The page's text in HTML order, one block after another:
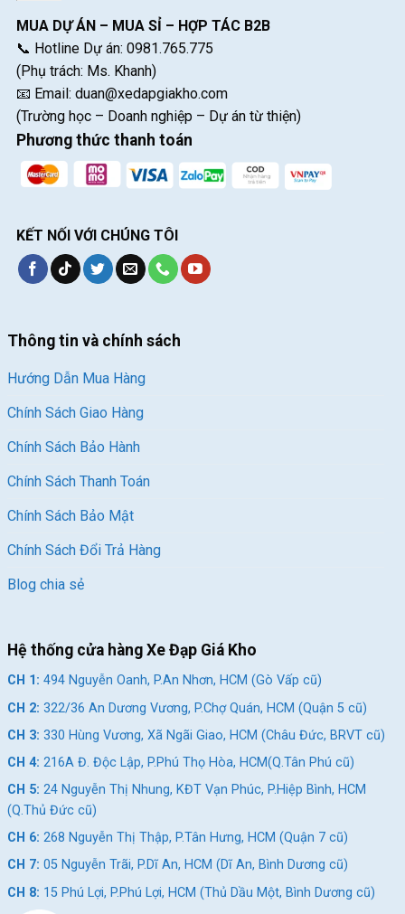
MUA DỰ ÁN – MUA SỈ – HỢP TÁC B2B
📞 Hotline Dự án: 0981.765.775
(Phụ trách: Ms. Khanh)
📧 Email: duan@xedapgiakho.com
(Trường học – Doanh nghiệp – Dự án từ thiện)
Phương thức thanh toán
KẾT NỐI VỚI CHÚNG TÔI
Thông tin và chính sách
Hướng Dẫn Mua Hàng
Chính Sách Giao Hàng
Chính Sách Bảo Hành
Chính Sách Thanh Toán
Chính Sách Bảo Mật
Chính Sách Đổi Trả Hàng
Blog chia sẻ
Hệ thống cửa hàng Xe Đạp Giá Kho
CH 1: 494 Nguyễn Oanh, P.An Nhơn, HCM (Gò Vấp cũ)
CH 2: 322/36 An Dương Vương, P.Chợ Quán, HCM (Quận 5 cũ)
CH 3: 330 Hùng Vương, Xã Ngãi Giao, HCM (Châu Đức, BRVT cũ)
CH 4: 216A Đ. Độc Lập, P.Phú Thọ Hòa, HCM(Q.Tân Phú cũ)
CH 5: 24 Nguyễn Thị Nhung, KĐT Vạn Phúc, P.Hiệp Bình, HCM
(Q.Thủ Đức cũ)
CH 6: 268 Nguyễn Thị Thập, P.Tân Hưng, HCM (Quận 7 cũ)
CH 7: 05 Nguyễn Trãi, P.Dĩ An, HCM (Dĩ An, Bình Dương cũ)
CH 8: 15 Phú Lợi, P.Phú Lợi, HCM (Thủ Dầu Một, Bình Dương cũ)